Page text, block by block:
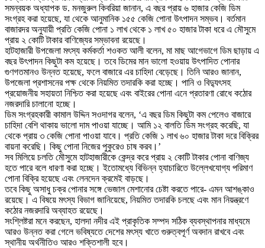
সমন্বয়ক অধ্যাপক ড. মনজুরুল কিবরিয়া জানান, এ বছর প্রায় ৬ হাজার কেজি ডিম
সংগ্রহ করা হয়েছে, যা থেকে আনুমানিক ১৫৫ কেজি পোনা উৎপাদন সম্ভব। বর্তমান
বাজারদর অনুযায়ী প্রতি কেজি পোনা ১ লাখ থেকে ১ লাখ ৫০ হাজার টাকা ধরে এ মৌসুমে
প্রায় ২ কোটি টাকার বাণিজ্যের সম্ভাবনা রয়েছে।
হাটহাজারী উপজেলা মৎস্য কর্মকর্তা শওকত আলী বলেন, মা মাছ আগেভাগে ডিম ছাড়ায় এ
বছর উৎপাদন কিছুটা কম হয়েছে। তবে ডিমের মান ভালো হওয়ায় উৎপাদিত পোনার
গুণগতমানও উন্নত হয়েছে, ফলে বাজারে এর চাহিদা বেড়েছে। তিনি আরও জানান,
উপজেলা প্রশাসনের পক্ষ থেকে নিয়মিত তদারকি করা হচ্ছে। পানি ও বিদ্যুৎসহ
প্রয়োজনীয় সহায়তা নিশ্চিত করা হয়েছে এবং বাইরের পোনা এনে প্রতারণা রোধে কঠোর
নজরদারি চালানো হচ্ছে।
ডিম সংগ্রহকারী কামাল উদ্দিন সওদাগর বলেন, ‘এ বছর ডিম কিছুটা কম পেলেও বাজারে
চাহিদা বেশি থাকায় ভালো দাম পাওয়া যাচ্ছে। আমি ১২ বালতি ডিম সংগ্রহ করেছি, যা
থেকে প্রায় ৩ কেজি পোনা পাওয়া যাবে। প্রতি কেজি ১ লাখ ৬০ হাজার টাকা দরে বিক্রির
বায়না করেছি। কিছু পোনা নিজের পুকুরেও চাষ করব।’
সব মিলিয়ে চলতি মৌসুমে হাটহাজারীকে কেন্দ্র করে প্রায় ২ কোটি টাকার পোনা বাণিজ্য
হতে পারে বলে ধারণা করা হচ্ছে। ইতোমধ্যে বিভিন্ন হ্যাচারিতে উল্লেখযোগ্য পরিমাণ
পোনা বিক্রি হয়েছে এবং লেনদেন ক্রমেই বাড়ছে।
তবে কিছু অসাধু চক্র পোনার সঙ্গে ভেজাল মেশানোর চেষ্টা করতে পারে- এমন আশঙ্কাও
রয়েছে। এ বিষয়ে মৎস্য বিভাগ জানিয়েছে, নিয়মিত তদারকি চলছে এবং মান নিয়ন্ত্রণে
কঠোর নজরদারি অব্যাহত রয়েছে।
সংশ্লিষ্টরা মনে করছেন, হালদা নদীর এই প্রাকৃতিক সম্পদ সঠিক ব্যবস্থাপনার মাধ্যমে
আরও উন্নত করা গেলে ভবিষ্যতে দেশের মৎস্য খাতে গুরুত্বপূর্ণ অবদান রাখবে এবং
স্থানীয় অর্থনীতিও আরও শক্তিশালী হবে।